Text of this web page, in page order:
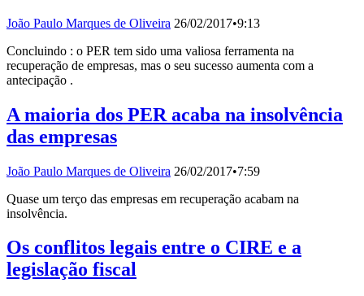
João Paulo Marques de Oliveira 26/02/2017•9:13
Concluindo : o PER tem sido uma valiosa ferramenta na
recuperação de empresas, mas o seu sucesso aumenta com a
antecipação .
A maioria dos PER acaba na insolvência
das empresas
João Paulo Marques de Oliveira 26/02/2017•7:59
Quase um terço das empresas em recuperação acabam na
insolvência.
Os conflitos legais entre o CIRE e a
legislação fiscal